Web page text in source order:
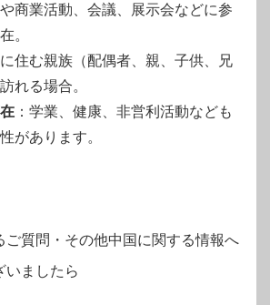
や商業活動、会議、展示会などに参
。
に住む親族（配偶者、親、子供、兄
れる場合。
：学業、健康、非営利活動なども
があります。
ご質問・その他中国に関する情報へ
いましたら